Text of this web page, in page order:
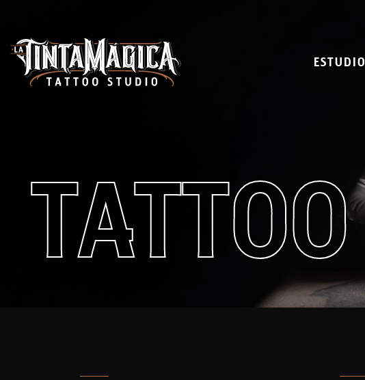
ESTUDIO
TATTOO